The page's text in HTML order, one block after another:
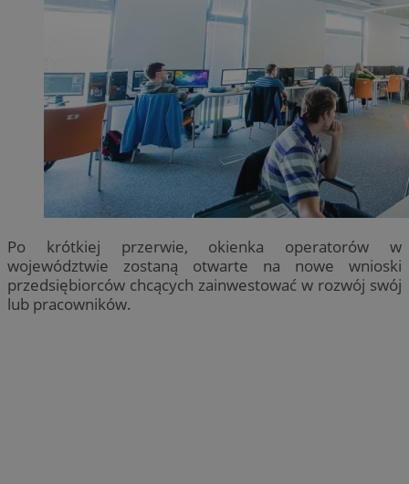
Po krótkiej przerwie, okienka operatorów w
województwie zostaną otwarte na nowe wnioski
przedsiębiorców chcących zainwestować w rozwój swój
lub pracowników.